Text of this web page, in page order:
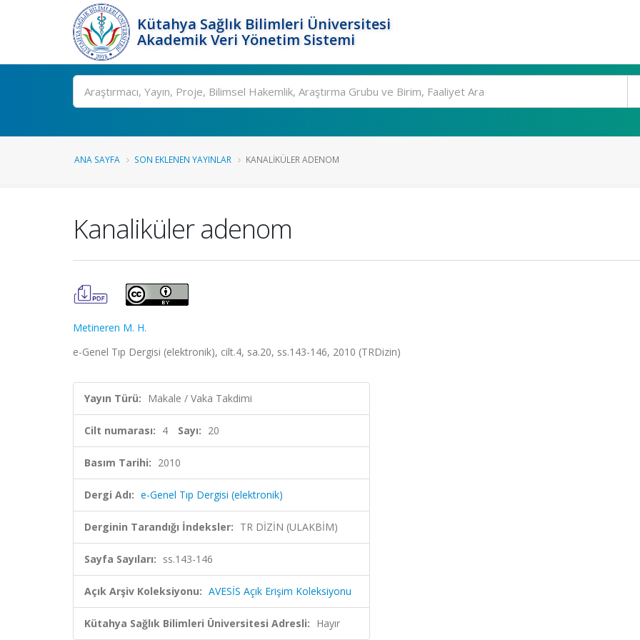
Kütahya Sağlık Bilimleri Üniversitesi
Akademik Veri Yönetim Sistemi
Ara
ANA SAYFA SON EKLENEN YAYINLAR KANALIKÜLER ADENOM
Kanaliküler adenom
Metineren M. H.
e-Genel Tıp Dergisi (elektronik), cilt.4, sa.20, ss.143-146, 2010 (TRDizin)
Yayın Türü: Makale / Vaka Takdimi
Cilt numarası: 4 Sayı: 20
Basım Tarihi: 2010
Dergi Adı: e-Genel Tıp Dergisi (elektronik)
Derginin Tarandığı İndeksler: TR DİZİN (ULAKBİM)
Sayfa Sayıları: ss.143-146
Açık Arşiv Koleksiyonu: AVESİS Açık Erişim Koleksiyonu
Kütahya Sağlık Bilimleri Üniversitesi Adresli: Hayır